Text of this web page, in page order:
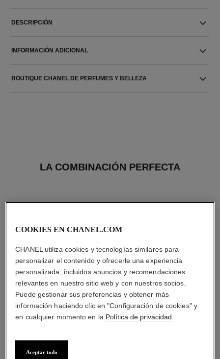
DESCRIPCIÓN
INFORMACIÓN ADICIONAL
BOUTIQUE CHANEL DE PERFUMES Y BELLEZA
LA COMBINACIÓN PERFECTA
Dúo para Labios de Larga
Duración
COOKIES EN CHANEL.COM
CHANEL utiliza cookies y tecnologías similares para
personalizar el contenido y ofrecerle una experiencia
personalizada, incluidos anuncios y recomendaciones
relevantes en nuestro sitio web y con nuestros socios.
Puede gestionar sus preferencias y obtener más
información haciendo clic en "Configuración de cookies" y
en cualquier momento en la Política de privacidad
Aceptar todo